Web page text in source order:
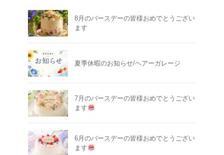
8月のバースデーの皆様おめでとうござい
ます
夏季休暇のお知らせ/ヘアーガレージ
7月のバースデーの皆様おめでとうござい
ます
6月のバースデーの皆様おめでとうござい
ます